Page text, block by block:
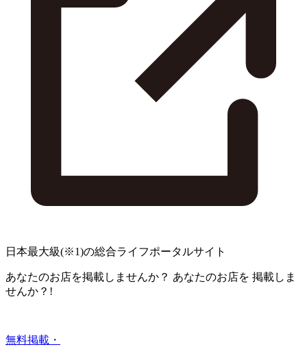
日本最大級(※1)の総合ライフポータルサイト
あなたのお店を掲載しませんか？ あなたのお店を 掲載しま
せんか？!
無料掲載・